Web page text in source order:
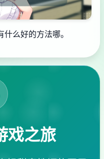
么好的方法哪。
戏之旅